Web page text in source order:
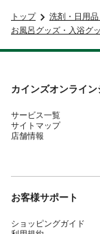
トップ 洗剤・日用
お風呂グッズ・入浴グ
カインズオンライン
サービス一覧
サイトマップ
店舗情報
お客様サポート
ショッピングガイド